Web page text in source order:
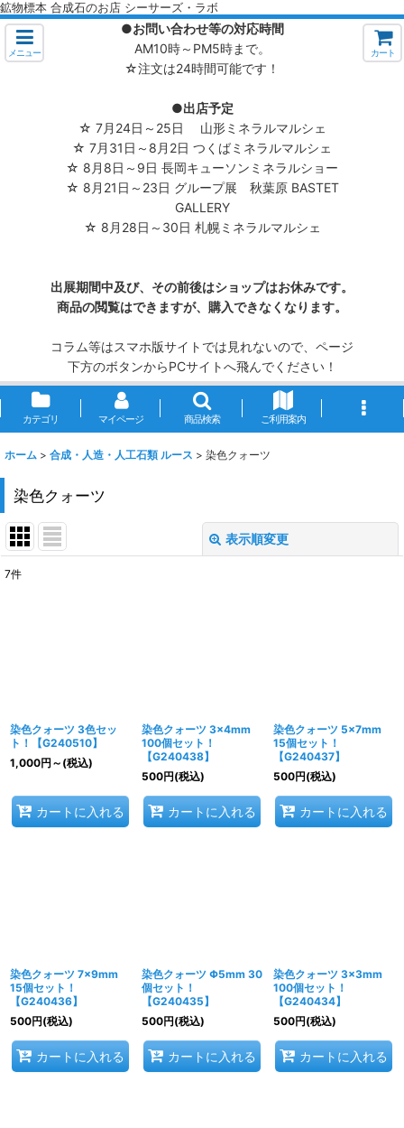
鉱物標本 合成石のお店 シーサーズ・ラボ
メニュー
●お問い合わせ等の対応時間
AM10時～PM5時まで。
☆注文は24時間可能です！
●出店予定
☆ 7月24日～25日 山形ミネラルマルシェ
☆ 7月31日～8月2日 つくばミネラルマルシェ
☆ 8月8日～9日 長岡キューソンミネラルショー
☆ 8月21日～23日 グループ展 秋葉原 BASTET
GALLERY
☆ 8月28日～30日 札幌ミネラルマルシェ
出展期間中及び、その前後はショップはお休みです。
商品の閲覧はできますが、購入できなくなります。
コラム等はスマホ版サイトでは見れないので、ページ
下方のボタンからPCサイトへ飛んでください！
カート
カテゴリ マイページ 商品検索 ご利用案内
ホーム > 合成・人造・人工石類 ルース > 染色クォーツ
染色クォーツ
表示順変更
7件
染色クォーツ 3色セッ
ト！【G240510】
1,000円 ～ (税込)
カートに入れる
染色クォーツ 3×4mm
100個セット！
【G240438】
500円(税込)
カートに入れる
染色クォーツ 5×7mm
15個セット！
【G240437】
500円(税込)
カートに入れる
染色クォーツ 7×9mm
15個セット！
【G240436】
500円(税込)
カートに入れる
染色クォーツ Φ5mm 30
個セット！
【G240435】
500円(税込)
カートに入れる
染色クォーツ 3×3mm
100個セット！
【G240434】
500円(税込)
カートに入れる